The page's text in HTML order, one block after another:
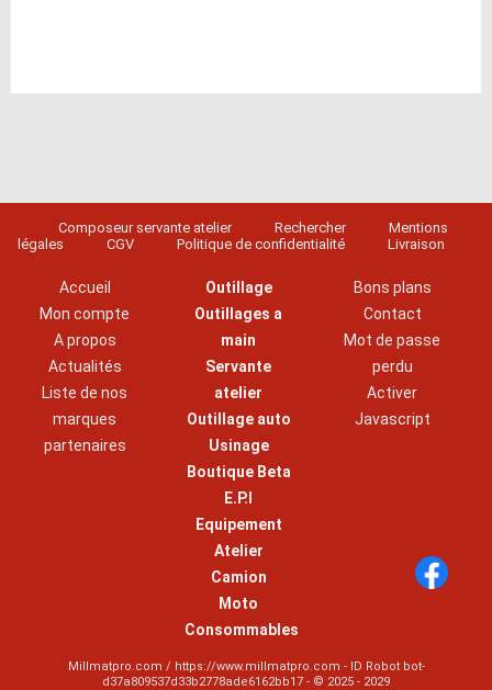
Composeur servante atelier Rechercher
Mentions
légales
CGV Politique de confidentialité Livraison
Accueil
Mon compte
A propos
Actualités
Liste de nos
marques
partenaires
Outillage
Outillages a
main
Servante
atelier
Outillage auto
Usinage
Boutique Beta
E.P.I
Equipement
Atelier
Camion
Moto
Consommables
Bons plans
Contact
Mot de passe
perdu
Activer
Javascript
Millmatpro.com / https://www.millmatpro.com - ID Robot bot-
d37a809537d33b2778ade6162bb17 - © 2025 - 2029